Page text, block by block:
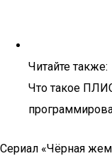
Читайте также:
Что такое
Сериал «Чёрная